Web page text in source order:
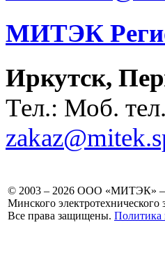
МИТЭК
Иркутск,
Тел.: Моб.
© 2003 – 2026 ООО «МИТЭК»
Минского
Все права защищены. Политика